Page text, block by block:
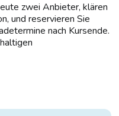
zwei Anbieter, klären
und reservieren Sie
nach Kursende.